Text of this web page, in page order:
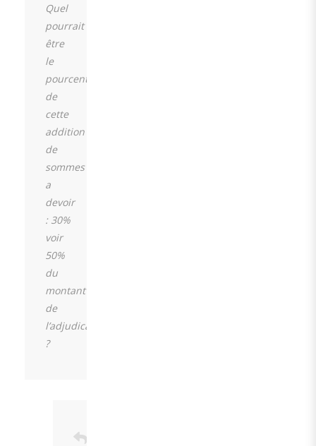
Quel
pourrait
être
le
pourcentage
de
cette
addition
de
sommes
a
devoir
: 30%
voir
50%
du
montant
de
l’adjudication
?